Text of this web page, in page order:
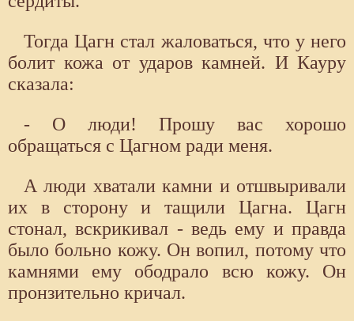
Тогда Цагн стал жаловаться, что у него
болит кожа от ударов камней. И Кауру
сказала:
- О люди! Прошу вас хорошо
обращаться с Цагном ради меня.
А люди хватали камни и отшвыривали
их в сторону и тащили Цагна. Цагн
стонал, вскрикивал - ведь ему и правда
было больно кожу. Он вопил, потому что
камнями ему ободрало всю кожу. Он
пронзительно кричал.